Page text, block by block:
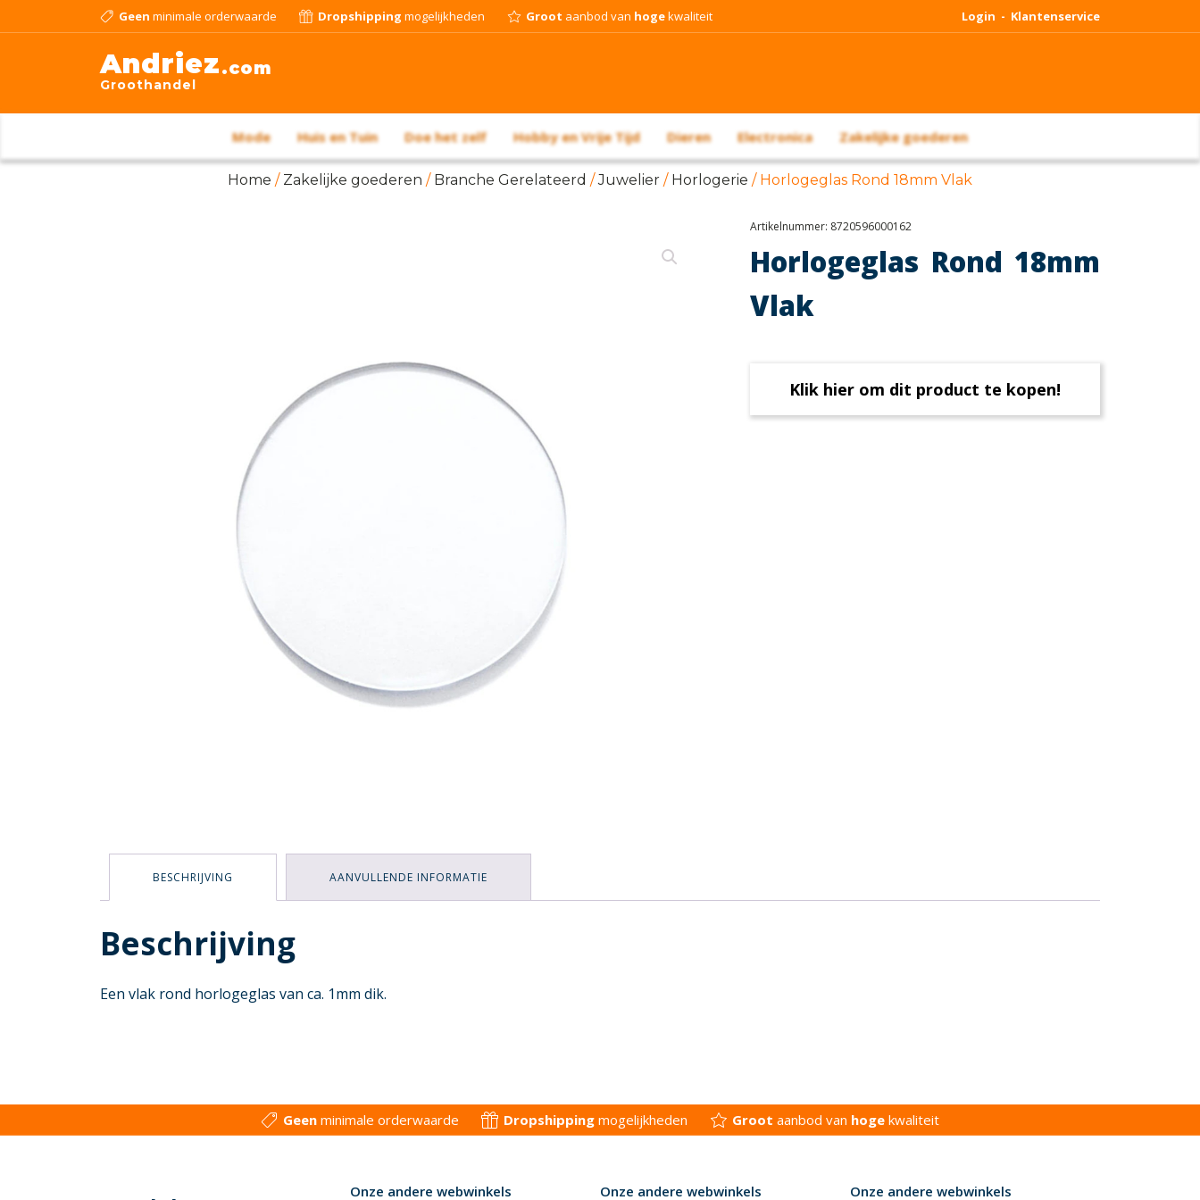
Geen minimale orderwaarde Dropshipping mogelijkheden Groot aanbod van hogekwaliteit Login - Klantenservice
Andriez.com
Groothandel
Mode Huis en Tuin Doe het zelf Hobby en Vrije Tijd Dieren Electronica Zakelijke goederen
Home / Zakelijke goederen / Branche Gerelateerd /Juwelier / Horlogerie / Horlogeglas Rond 18mm Vlak
Artikelnummer: 8720596000162
Horlogeglas Rond 18mm
Vlak
Klik hier om dit product te kopen!
BESCHRIJVING AANVULLENDE INFORMATIE
Beschrijving
Een vlak rond horlogeglas van ca. 1mm dik.
Geen minimale orderwaarde Dropshipping mogelijkheden Groot aanbod van hoge kwaliteit
Onze andere webwinkels Onze andere webwinkels Onze andere webwinkels